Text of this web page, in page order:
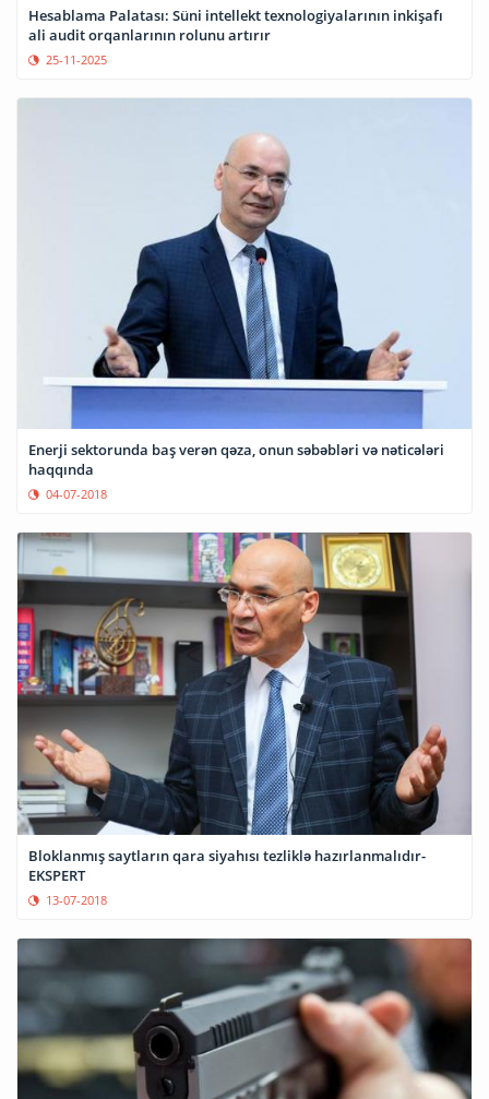
Hesablama Palatası: Süni intellekt texnologiyalarının inkişafı
ali audit orqanlarının rolunu artırır
25-11-2025
Enerji sektorunda baş verən qəza, onun səbəbləri və nəticələri
haqqında
04-07-2018
Bloklanmış saytların qara siyahısı tezliklə hazırlanmalıdır-
EKSPERT
13-07-2018